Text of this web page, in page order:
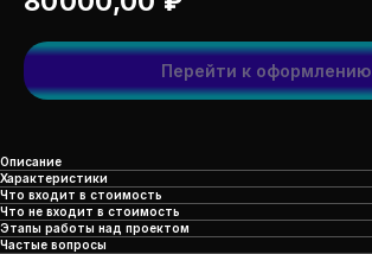
Перейти к оформлению
Описание
Характеристики
Что входит в стоимость
Что не входит в стоимость
Этапы работы над проектом
Частые вопросы